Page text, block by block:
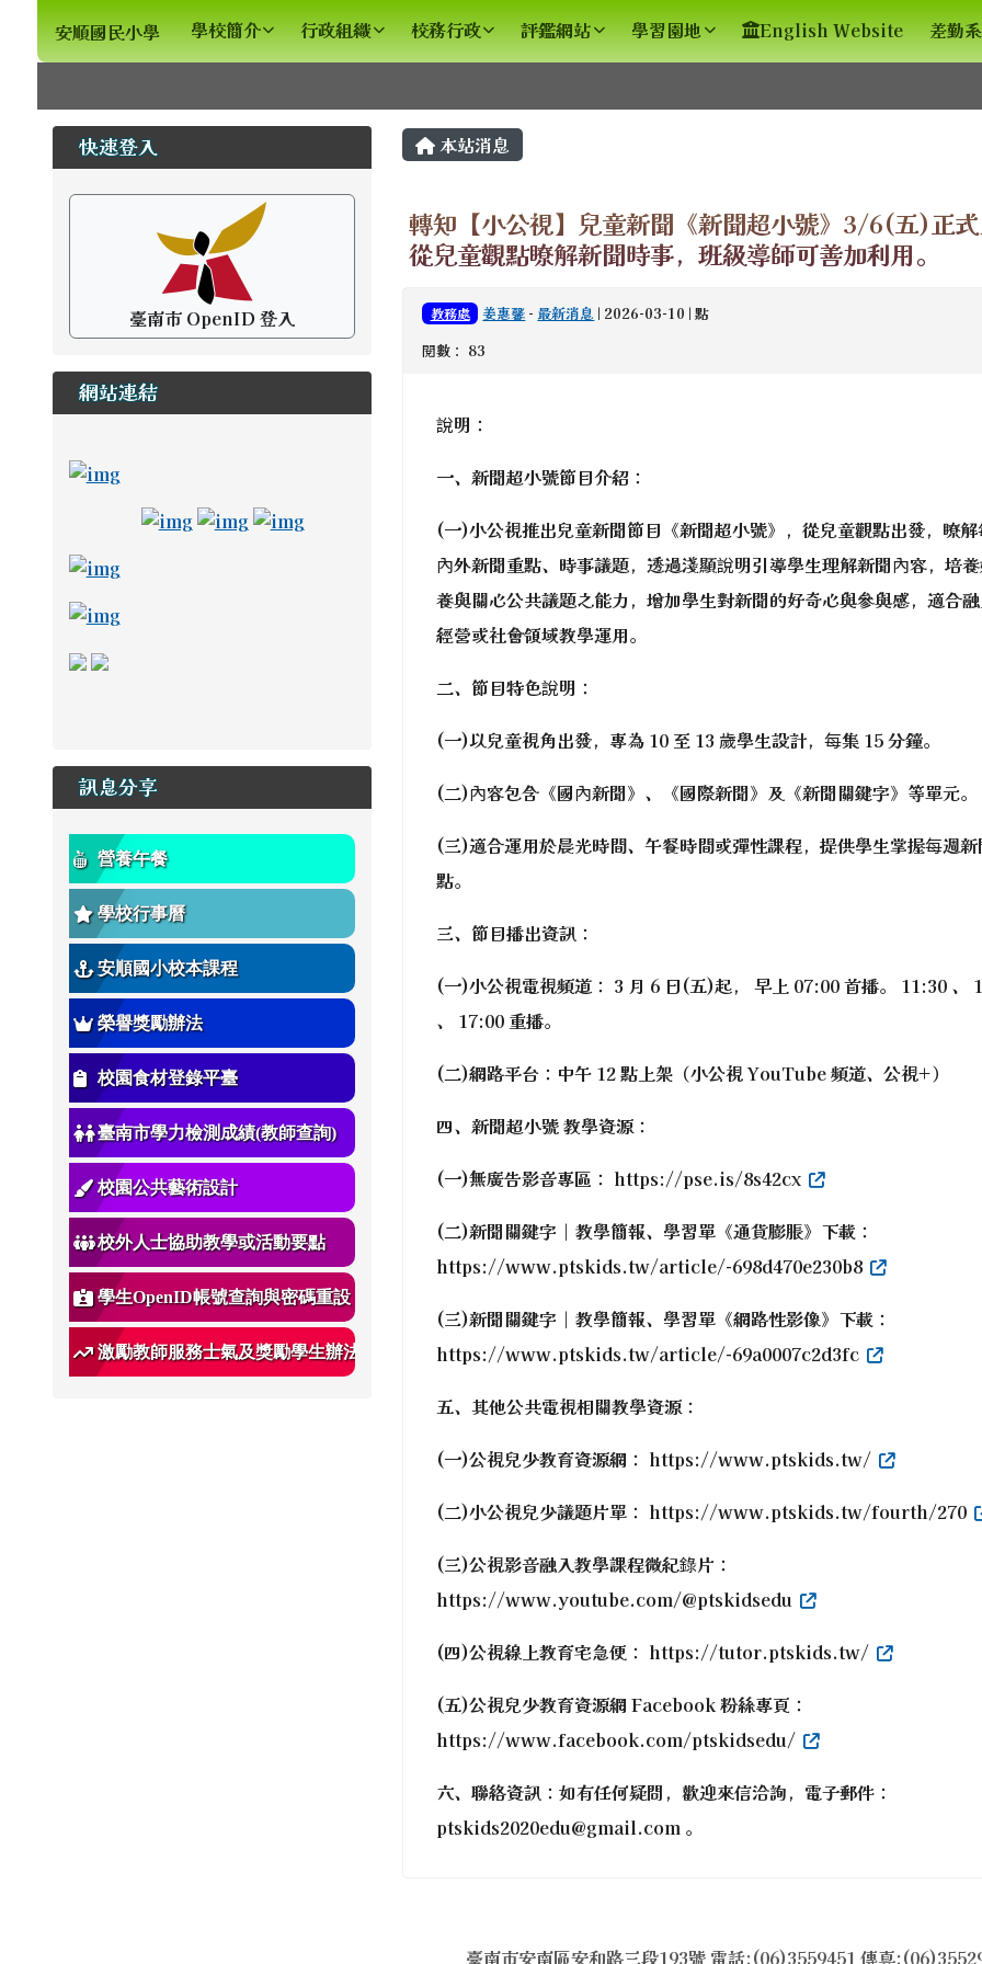
跳至主內容區
安順國民小學
導覽列安順國民小學 學校簡介 行政組織 校務行政 評鑑網站 學習園地 English Website 差勤
左邊區域內容
快速登入
臺南市 OpenID 登入
網站連結
link to https://newstd.tn.edu.tw \_blank
link to http://course.tn.edu.tw/school.aspx?sch=213626 \_blank
link to http://www2.tn.edu.tw/hlearning/Index.html \_blank
link to https://adl.edu.tw/ \_blank
link to https://drive.google.com/file/d/1diO-1tWjtEFSO_3qIEq_oqAJmjBlz2EE/
link to https://adl.edu.tw/hero/ \_blank
link to https://read.tn.edu.tw/ _blank
link to https://estdpassport.tn.edu.tw/StdResetPW.aspx _blank
link to https://saaassessment.ntcu.edu.tw/ExamRelease \_blank
link to https://tbeerc.tn.edu.tw/ \_blank
訊息分享
營養午餐
學校行事曆
安順國小校本課程
榮譽獎勵辦法
校園食材登錄平臺
臺南市學力檢測成績(教師查詢)
校園公共藝術設計
校外人士協助教學或活動要點
學生OpenID帳號查詢與密碼重設
激勵教師服務士氣及獎勵學生辦法
主內容區域
本站消息
轉知【小公視】兒童新聞《新聞超小號》3/6(五)正
從兒童觀點瞭解新聞時事，班級導師可善加利用。
教務處 姜惠馨 - 最新消息 | 2026-03-10 | 點
閱數： 83
說明：
一、新聞超小號節目介紹：
(一)小公視推出兒童新聞節目《新聞超小號》，從兒童觀點出發，瞭
內外新聞重點、時事議題，透過淺顯說明引導學生理解新聞內容，培
養與關心公共議題之能力，增加學生對新聞的好奇心與參與感，適合
經營或社會領域教學運用。
二、節目特色說明：
(一)以兒童視角出發，專為 10 至 13 歲學生設計，每集 15 分鐘。
(二)內容包含《國內新聞》、《國際新聞》及《新聞關鍵字》等單元。
(三)適合運用於晨光時間、午餐時間或彈性課程，提供學生掌握每週
點。
三、節目播出資訊：
(一)小公視電視頻道： 3 月 6 日(五)起， 早上 07:00 首播。 11:30 、
、 17:00 重播。
(二)網路平台：中午 12 點上架（小公視 YouTube 頻道、公視+）
四、新聞超小號 教學資源：
(一)無廣告影音專區： https://pse.is/8s42cx
(二)新聞關鍵字│教學簡報、學習單《通貨膨脹》下載：
https://www.ptskids.tw/article/-698d470e230b8
(三)新聞關鍵字│教學簡報、學習單《網路性影像》下載：
https://www.ptskids.tw/article/-69a0007c2d3fc
五、其他公共電視相關教學資源：
(一)公視兒少教育資源網： https://www.ptskids.tw/
(二)小公視兒少議題片單： https://www.ptskids.tw/fourth/270
(三)公視影音融入教學課程微紀錄片：
https://www.youtube.com/@ptskidsedu
(四)公視線上教育宅急便： https://tutor.ptskids.tw/
(五)公視兒少教育資源網 Facebook 粉絲專頁：
https://www.facebook.com/ptskidsedu/
六、聯絡資訊：如有任何疑問，歡迎來信洽詢，電子郵件：
ptskids2020edu@gmail.com 。
頁尾區域
臺南市安南區安和路三段193號 電話:(06)3559451 傳真